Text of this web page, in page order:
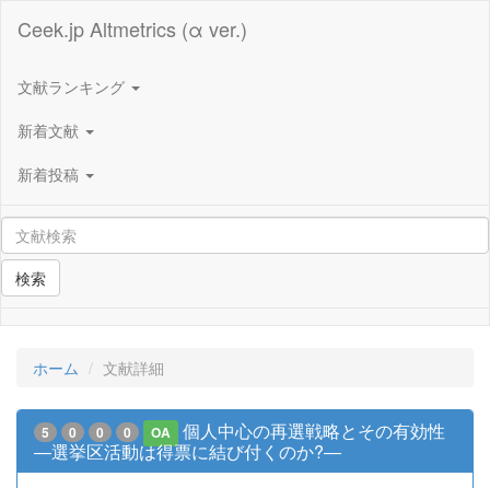
Ceek.jp Altmetrics (α ver.)
文献ランキング
新着文献
新着投稿
検索
ホーム 文献詳細
5 0 0 0 OA
個人中心の再選戦略とその有効性
―選挙区活動は得票に結び付くのか?―